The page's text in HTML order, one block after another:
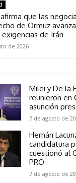
que las
de Ormuz
exigencias de Irán
de 2026
Milei y De la
reunieron en
asunción
7 de agosto de
Hernán
candidatura
cuestionó al
PRO
7 de agosto de